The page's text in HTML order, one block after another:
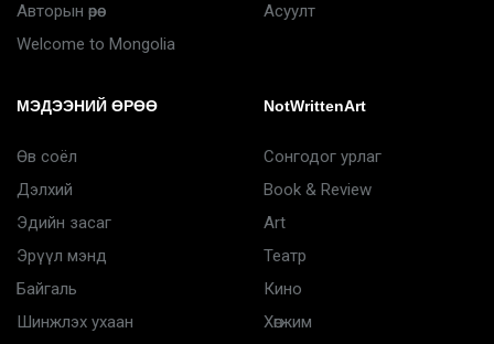
Авторын өрөө
Welcome to Mongolia
Асуулт
МЭДЭЭНИЙ ӨРӨӨ
Өв соёл
Дэлхий
Эдийн засаг
Эрүүл мэнд
Байгаль
Шинжлэх ухаан
NotWrittenArt
Сонгодог урлаг
Book & Review
Art
Театр
Кино
Хөгжим